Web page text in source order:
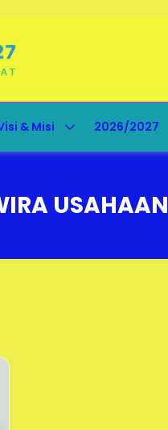
& Misi 2026/2027
USAHAAN